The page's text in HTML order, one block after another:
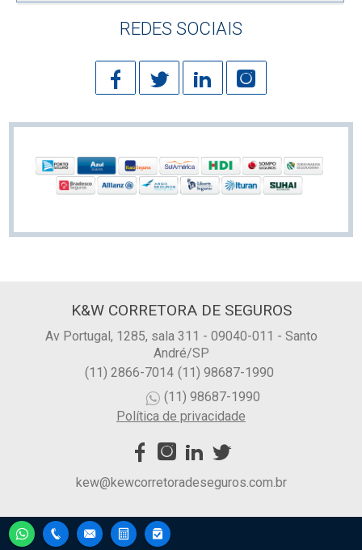
REDES SOCIAIS
K&W CORRETORA DE SEGUROS
Av Portugal, 1285, sala 311 - 09040-011 - Santo
André/SP
(11) 2866-7014 (11) 98687-1990
(11) 98687-1990
Política de privacidade
kew@kewcorretoradeseguros.com.br